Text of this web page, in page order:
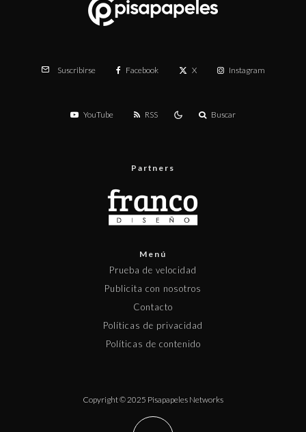
Suscribirse Facebook X Instagram
YouTube RSS Buscar
Partners
Menú
Prueba de velocidad
Publicita con nosotros
Contacto
Políticas de privacidad
Políticas de contenido
Copyright © 2025 Pisapapeles Networks